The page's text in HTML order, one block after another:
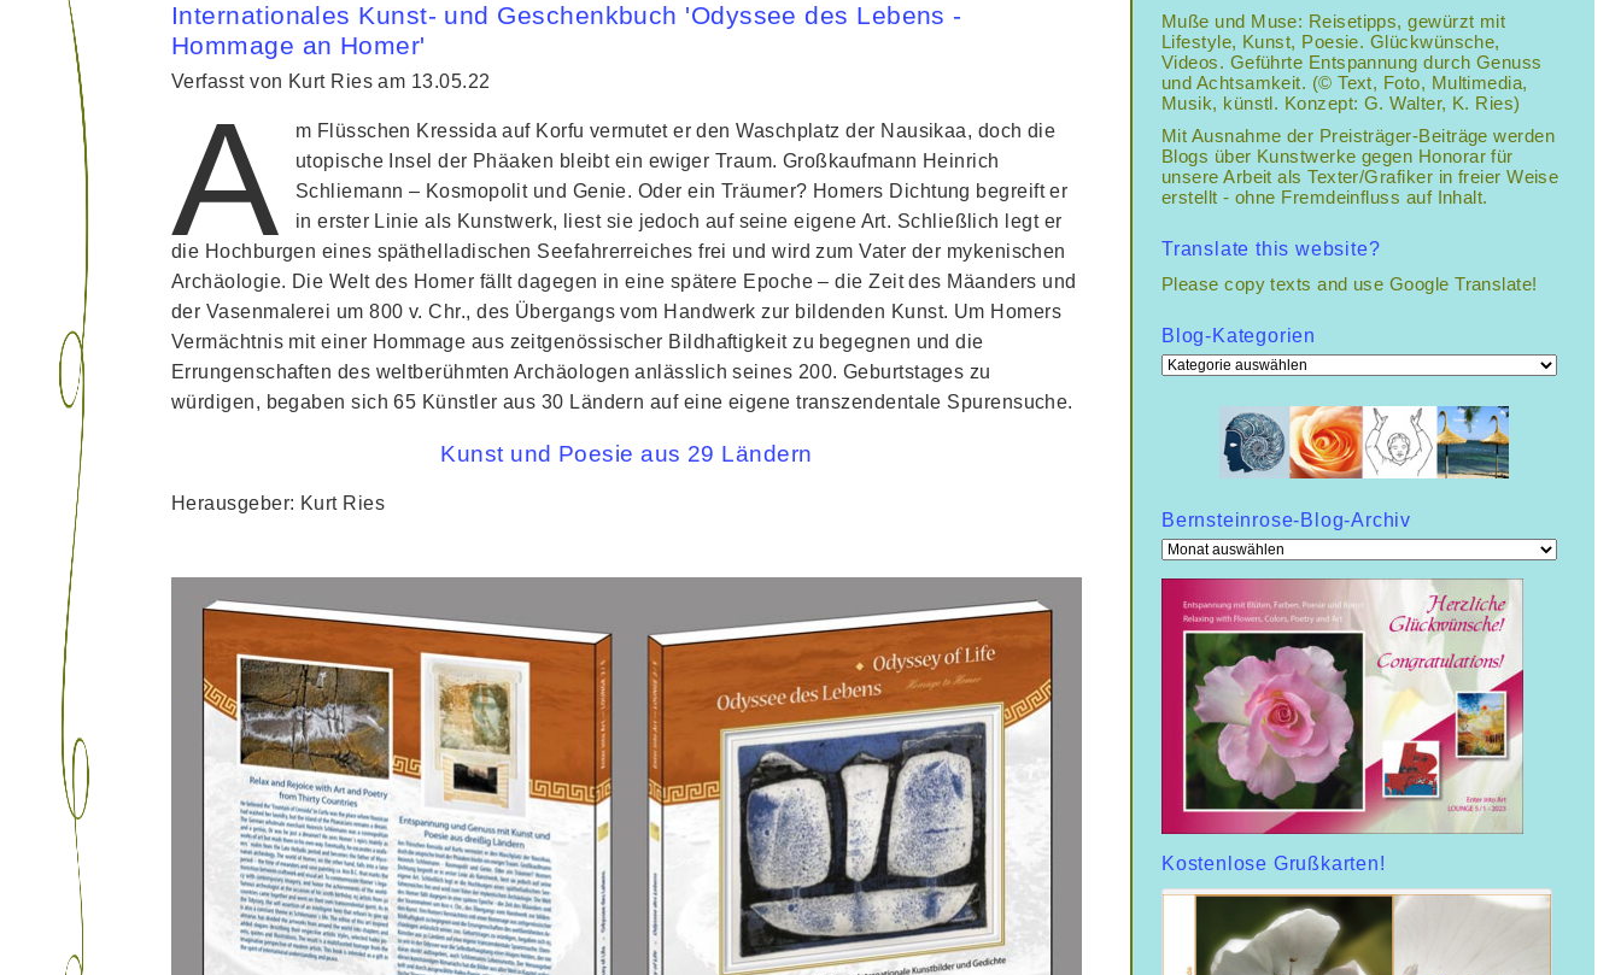
Internationales Kunst- und Geschenkbuch 'Odyssee des Lebens -
Hommage an Homer'
Verfasst von Kurt Ries am 13.05.22
A
m Flüsschen Kressida auf Korfu vermutet er den Waschplatz der Nausikaa, doch die
utopische Insel der Phäaken bleibt ein ewiger Traum. Großkaufmann Heinrich
Schliemann – Kosmopolit und Genie. Oder ein Träumer? Homers Dichtung begreift er
in erster Linie als Kunstwerk, liest sie jedoch auf seine eigene Art. Schließlich legt er
die Hochburgen eines späthelladischen Seefahrerreiches frei und wird zum Vater der mykenischen
Archäologie. Die Welt des Homer fällt dagegen in eine spätere Epoche – die Zeit des Mäanders und
der Vasenmalerei um 800 v. Chr., des Übergangs vom Handwerk zur bildenden Kunst. Um Homers
Vermächtnis mit einer Hommage aus zeitgenössischer Bildhaftigkeit zu begegnen und die
Errungenschaften des weltberühmten Archäologen anlässlich seines 200. Geburtstages zu
würdigen, begaben sich 65 Künstler aus 30 Ländern auf eine eigene transzendentale Spurensuche.
Kunst und Poesie aus 29 Ländern
Herausgeber: Kurt Ries
Muße und Muse: Reisetipps, gewürzt mit
Lifestyle, Kunst, Poesie. Glückwünsche,
Videos. Geführte Entspannung durch Genuss
und Achtsamkeit. (© Text, Foto, Multimedia,
Musik, künstl. Konzept: G. Walter, K. Ries)
Mit Ausnahme der Preisträger-Beiträge werden
Blogs über Kunstwerke gegen Honorar für
unsere Arbeit als Texter/Grafiker in freier Weise
erstellt - ohne Fremdeinfluss auf Inhalt.
Translate this website?
Please copy texts and use Google Translate!
Blog-Kategorien
Blog-
Kategorien
Bernsteinrose-Blog-Archiv
Bernsteinrose-
Blog-
Archiv
Kostenlose Grußkarten!